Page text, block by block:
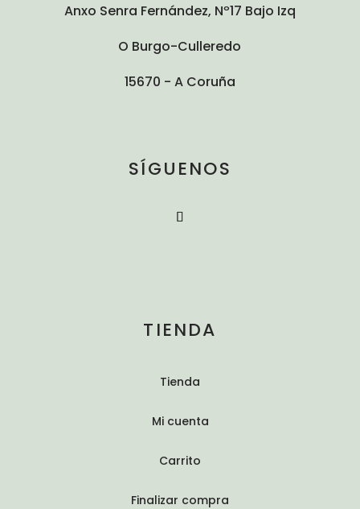
Anxo Senra Fernández, Nº17 Bajo Izq
O Burgo-Culleredo
15670 - A Coruña
SÍGUENOS
TIENDA
Tienda
Mi cuenta
Carrito
Finalizar compra